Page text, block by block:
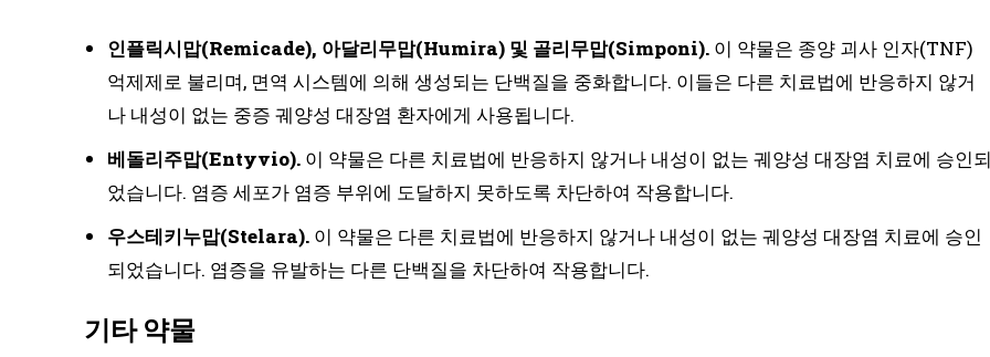
인플릭시맙(Remicade), 아달리무맙(Humira) 및 골리무맙(Simponi). 이 약물은 종양 괴사 인자(TNF)
억제제로 불리며, 면역 시스템에 의해 생성되는 단백질을 중화합니다. 이들은 다른 치료법에 반응하지 않거
나 내성이 없는 중증 궤양성 대장염 환자에게 사용됩니다.
베돌리주맙(Entyvio). 이 약물은 다른 치료법에 반응하지 않거나 내성이 없는 궤양성 대장염 치료에 승인
었습니다. 염증 세포가 염증 부위에 도달하지 못하도록 차단하여 작용합니다.
우스테키누맙(Stelara). 이 약물은 다른 치료법에 반응하지 않거나 내성이 없는 궤양성 대장염 치료에 승인
되었습니다. 염증을 유발하는 다른 단백질을 차단하여 작용합니다.
기타 약물